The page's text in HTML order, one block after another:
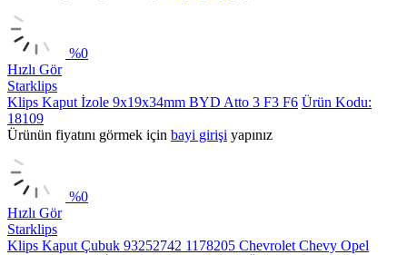
%0
Hızlı Gör
Starklips
Klips Kaput İzole 9x19x34mm BYD Atto 3 F3 F6 Ürün Kodu:
18109
Ürünün fiyatını görmek için bayi girişi yapınız
%0
Hızlı Gör
Starklips
Klips Kaput Çubuk 93252742 1178205 Chevrolet Chevy Opel